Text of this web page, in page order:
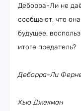
Деборра-Ли не
сообщают, что
будущее,
итоге предатель?
Деборра-Ли
Хью Джекман